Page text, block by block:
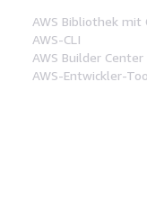
AWS Bibliothek mit
AWS-CLI
AWS Builder Center
AWS-Entwickler-